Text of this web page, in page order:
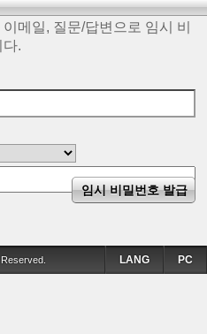
메일, 질문/답변으로 임시 비
다.
PC
LANG